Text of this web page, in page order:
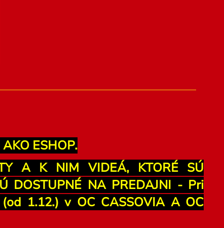
ESHOP.
A K NIM VIDEÁ, KTORÉ SÚ
DOSTUPNÉ NA PREDAJNI - Pri
1.12.) v OC CASSOVIA A OC